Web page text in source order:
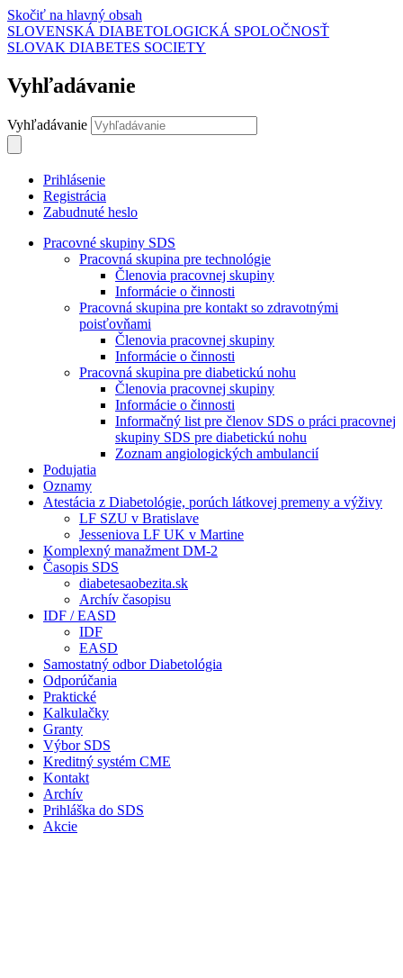
Skočiť na hlavný obsah
SLOVENSKÁ DIABETOLOGICKÁ SPOLOČNOSŤ
SLOVAK DIABETES SOCIETY
Vyhľadávanie
Vyhľadávanie
Prihlásenie
Registrácia
Zabudnuté heslo
Pracovné skupiny SDS
Pracovná skupina pre technológie
Členovia pracovnej skupiny
Informácie o činnosti
Pracovná skupina pre kontakt so zdravotnými
poisťovňami
Členovia pracovnej skupiny
Informácie o činnosti
Pracovná skupina pre diabetickú nohu
Členovia pracovnej skupiny
Informácie o činnosti
Informačný list pre členov SDS o práci pracovnej
skupiny SDS pre diabetickú nohu
Zoznam angiologických ambulancií
Podujatia
Oznamy
Atestácia z Diabetológie, porúch látkovej premeny a výživy
LF SZU v Bratislave
Jesseniova LF UK v Martine
Komplexný manažment DM-2
Časopis SDS
diabetesaobezita.sk
Archív časopisu
IDF / EASD
IDF
EASD
Samostatný odbor Diabetológia
Odporúčania
Praktické
Kalkulačky
Granty
Výbor SDS
Kreditný systém CME
Kontakt
Archív
Prihláška do SDS
Akcie